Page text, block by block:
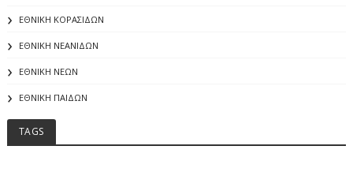
ΕΘΝΙΚΗ ΚΟΡΑΣΙΔΩΝ
ΕΘΝΙΚΗ ΝΕΑΝΙΔΩΝ
ΕΘΝΙΚΗ ΝΕΩΝ
ΕΘΝΙΚΗ ΠΑΙΔΩΝ
TAGS